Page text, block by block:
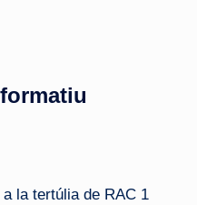
la tertúlia de RAC 1